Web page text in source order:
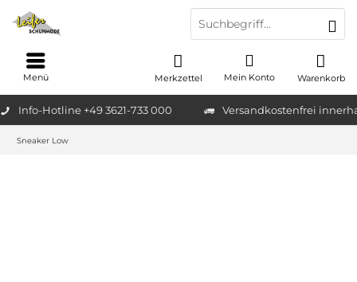
Info-Hotline +49 3621-733 000 Versandkostenfrei
Warenkorb
Merkzettel Mein Konto
Menü
Sneaker Low